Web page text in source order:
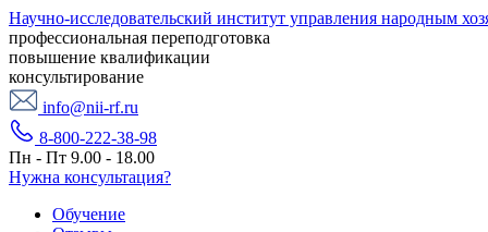
Научно-исследовательский институт управления народным
профессиональная переподготовка
повышение квалификации
консультирование
info@nii-rf.ru
8-800-222-38-98
Пн - Пт 9.00 - 18.00
Нужна консультация?
Обучение